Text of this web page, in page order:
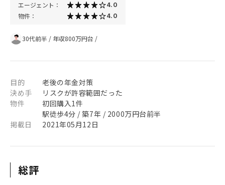
エージェント： 4.0
物件： 4.0
30代前半 / 年収800万円台 /
目的
老後の年金対策
決め手
リスクが許容範囲だった
物件
初回購入1件
駅徒歩4分 / 築7年 / 2000万円台前半
掲載日
2021年05月12日
総評